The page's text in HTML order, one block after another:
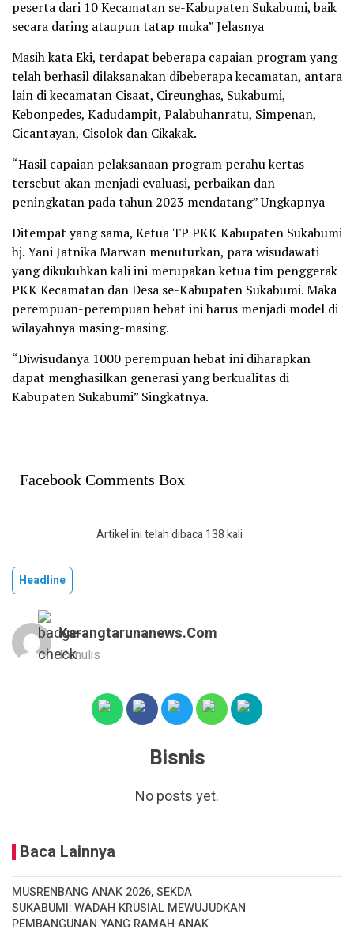
peserta dari 10 Kecamatan se-Kabupaten Sukabumi, baik
secara daring ataupun tatap muka” Jelasnya
Masih kata Eki, terdapat beberapa capaian program yang
telah berhasil dilaksanakan dibeberapa kecamatan, antara
lain di kecamatan Cisaat, Cireunghas, Sukabumi,
Kebonpedes, Kadudampit, Palabuhanratu, Simpenan,
Cicantayan, Cisolok dan Cikakak.
“Hasil capaian pelaksanaan program perahu kertas
tersebut akan menjadi evaluasi, perbaikan dan
peningkatan pada tahun 2023 mendatang” Ungkapnya
Ditempat yang sama, Ketua TP PKK Kabupaten Sukabumi
hj. Yani Jatnika Marwan menuturkan, para wisudawati
yang dikukuhkan kali ini merupakan ketua tim penggerak
PKK Kecamatan dan Desa se-Kabupaten Sukabumi. Maka
perempuan-perempuan hebat ini harus menjadi model di
wilayahnya masing-masing.
“Diwisudanya 1000 perempuan hebat ini diharapkan
dapat menghasilkan generasi yang berkualitas di
Kabupaten Sukabumi” Singkatnya.
Facebook Comments Box
Artikel ini telah dibaca 138 kali
Headline
Karangtarunanews.com
Penulis
Bisnis
No posts yet.
Baca Lainnya
MUSRENBANG ANAK 2026, SEKDA
SUKABUMI: WADAH KRUSIAL MEWUJUDKAN
PEMBANGUNAN YANG RAMAH ANAK